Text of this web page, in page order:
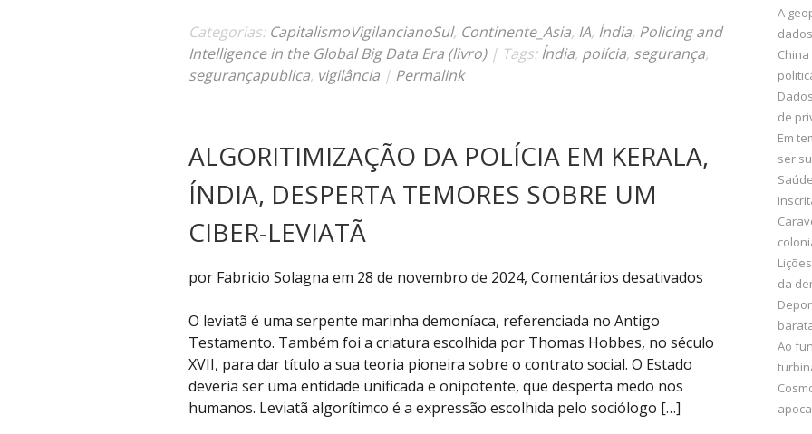
tecnovigilância
na
Categorias: CapitalismoVigilancianoSul, Continente_Asia, IA, Índia, Policing and
Intelligence in the Global Big Data Era (livro) | Tags:Índia, polícia, segurança,
segurançapublica, vigilância | Permalink
ALGORITIMIZAÇÃO DA POLÍCIA EM KERALA,
ÍNDIA, DESPERTA TEMORES SOBRE UM
CIBER-LEVIATÃ
por Fabricio Solagna em 28 de novembro de 2024, Comentários desativados
Algoritimização
polícia
O leviatã é uma serpente marinha demoníaca, referenciada no Antigo
Testamento. Também foi a criatura escolhida por Thomas Hobbes, no século
XVII, para dar título a sua teoria pioneira sobre o contrato social. O Estado
deveria ser uma entidade unificada e onipotente, que desperta medo nos
humanos. Leviatã algorítimco é a expressão escolhida pelo sociólogo […]
A
de
Em
ser
da
Ao